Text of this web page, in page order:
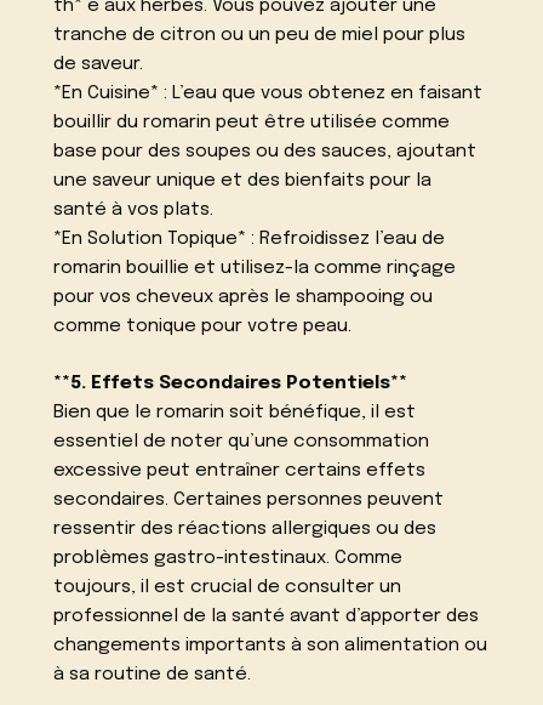
th* é aux herbes. Vous pouvez ajouter une
tranche de citron ou un peu de miel pour plus
de saveur.
*En Cuisine* : L’eau que vous obtenez en faisant
bouillir du romarin peut être utilisée comme
base pour des soupes ou des sauces, ajoutant
une saveur unique et des bienfaits pour la
santé à vos plats.
*En Solution Topique* : Refroidissez l’eau de
romarin bouillie et utilisez-la comme rinçage
pour vos cheveux après le shampooing ou
comme tonique pour votre peau.
**5. Effets Secondaires Potentiels**
Bien que le romarin soit bénéfique, il est
essentiel de noter qu’une consommation
excessive peut entraîner certains effets
secondaires. Certaines personnes peuvent
ressentir des réactions allergiques ou des
problèmes gastro-intestinaux. Comme
toujours, il est crucial de consulter un
professionnel de la santé avant d’apporter des
changements importants à son alimentation ou
à sa routine de santé.